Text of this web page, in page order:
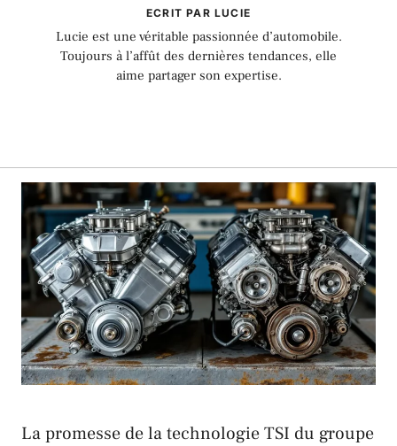
ECRIT PAR LUCIE
Lucie est une véritable passionnée d’automobile.
Toujours à l’affût des dernières tendances, elle
aime partager son expertise.
La promesse de la technologie TSI du groupe